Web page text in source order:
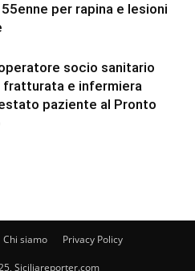
per rapina e lesioni
socio sanitario
fratturata e infermiera
paziente al Pronto
Chi siamo Privacy Policy
Siciliareporter.com